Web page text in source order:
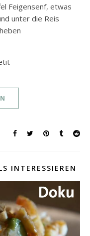
Feigensenf, etwas
unter die Reis
INTERESSIEREN